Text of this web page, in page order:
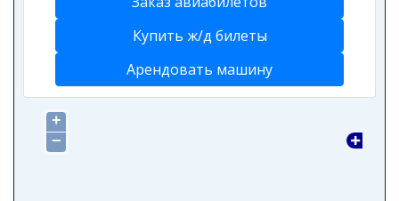
Купить ж/д билеты
Арендовать машину
+
−